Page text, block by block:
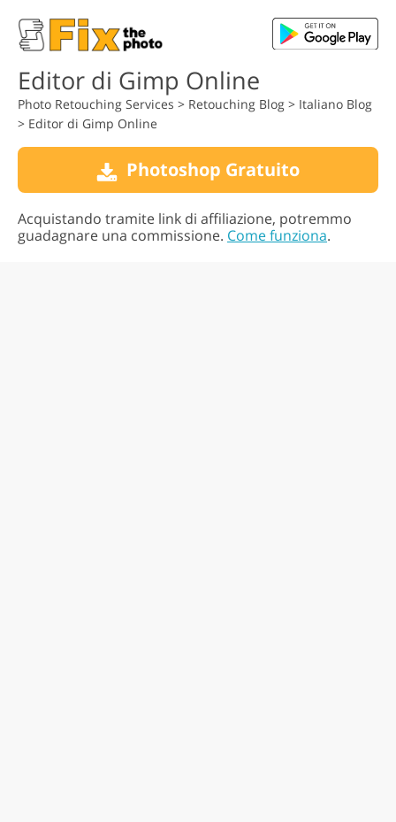
Editor di Gimp Online
Photo Retouching Services > Retouching Blog > Italiano Blog
> Editor di Gimp Online
Photoshop Gratuito
Acquistando tramite link di affiliazione, potremmo
guadagnare una commissione. Come funziona.